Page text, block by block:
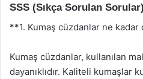
SSS (Sıkça Sorulan Sorular)
**1. Kumaş cüzdanlar ne kadar
Kumaş cüzdanlar, kullanılan
dayanıklıdır. Kaliteli kumaşlar